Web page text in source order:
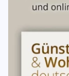
Kleinere
durch den